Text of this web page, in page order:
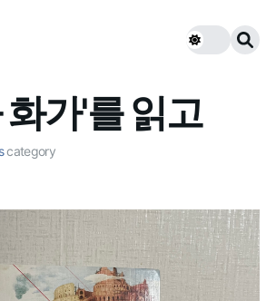
가'를 읽고
category